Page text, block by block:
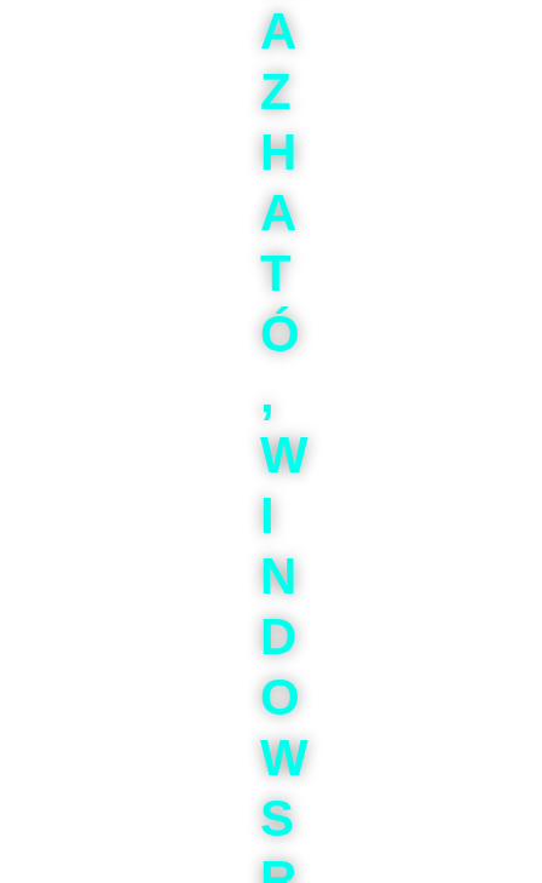
A
Z
H
A
T
Ó
,
W
I
N
D
O
W
S